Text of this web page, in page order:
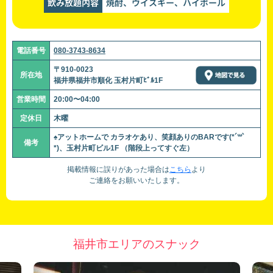
飲み放題内容 焼酎、ウイスキー、ハイボール
電話番号 080-3743-8634
所在地
〒910-0023
福井県福井市順化 玉村片町ﾋﾞﾙ1F
営業時間 20:00〜04:00
定休日 木曜
備考
♠︎アットホームで カラオケあり、笑顔ありのBARです(*´꒳`
*)、玉村片町ビル1F （階段上ってすぐ左）
掲載情報に誤りがあった場合はこちら より
ご連絡をお願いいたします。
福井市エリアのスナック